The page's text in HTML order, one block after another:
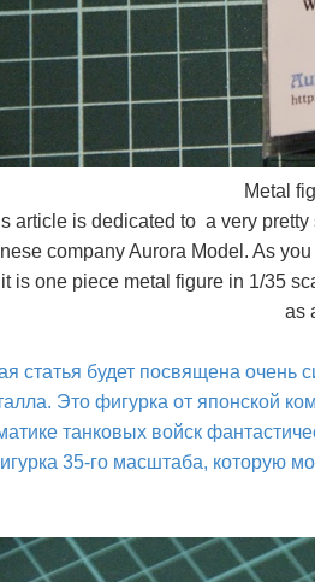
Metal
article is dedicated to a very
company Aurora Model. As
is one piece metal figure in 1/35
as
статья будет посвящена очень
Это фигурка от японской
танковых войск
35-го масштаба, которую